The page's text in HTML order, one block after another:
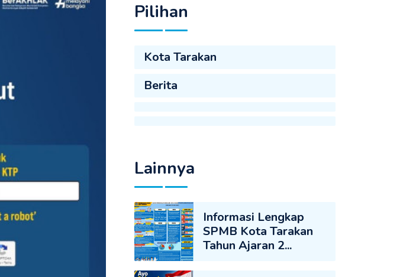
Pilihan
Kota Tarakan
Berita
Lainnya
Informasi Lengkap
SPMB Kota Tarakan
Tahun Ajaran 2...